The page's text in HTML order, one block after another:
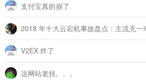
支付宝真的崩了
2018 年十大云宕机事故盘点：主流无一
V2EX 炸了
这网站老挂。。。